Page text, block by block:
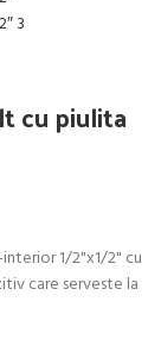
cu piulita
1/2"x1/2" cu
care serveste la